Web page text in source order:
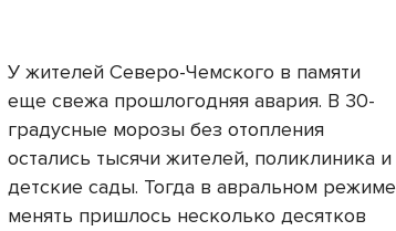
У жителей Северо-Чемского в памяти
еще свежа прошлогодняя авария. В 30-
градусные морозы без отопления
остались тысячи жителей, поликлиника и
детские сады. Тогда в авральном режиме
менять пришлось несколько десятков